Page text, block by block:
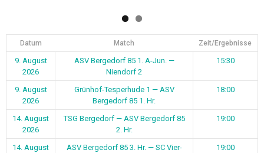
Datum Match Zeit/Ergebnisse
9. August
2026
ASV Bergedorf 85 1. A-Jun. —
Niendorf 2
15:30
9. August
2026
Grünhof-Tesperhude 1 — ASV
Bergedorf 85 1. Hr.
18:00
14. August
2026
TSG Bergedorf — ASV Bergedorf 85
2. Hr.
19:00
14. August
ASV Bergedorf 85 3. Hr. — SC Vier-
19:00